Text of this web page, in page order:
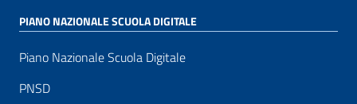
PIANO NAZIONALE SCUOLA DIGITALE
Piano Nazionale Scuola Digitale
PNSD